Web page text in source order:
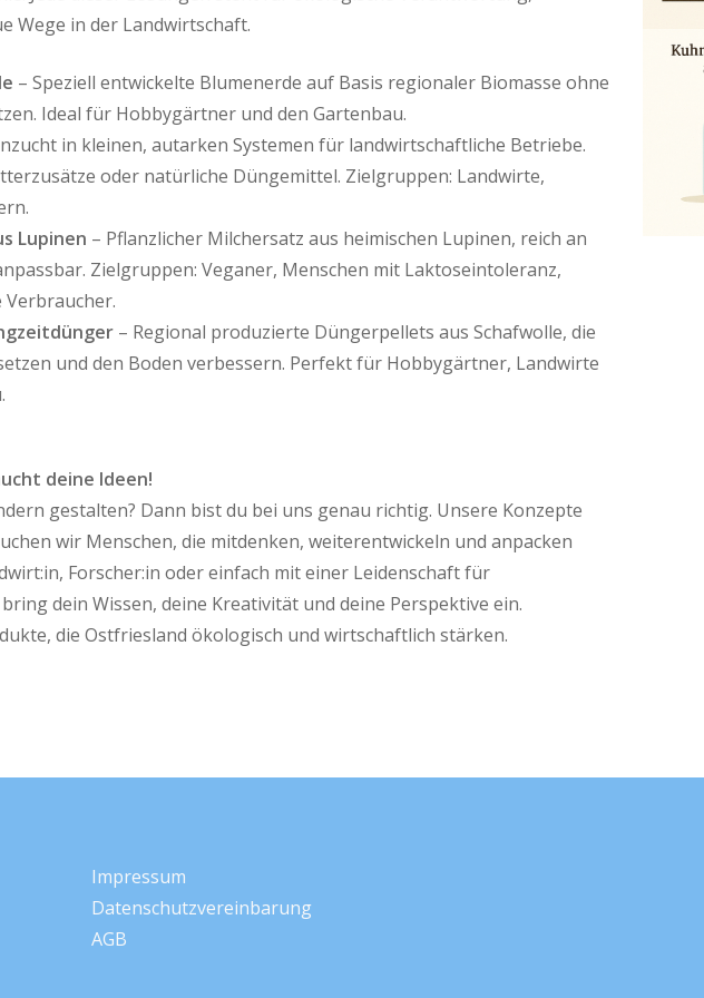
Wege in der Landwirtschaft.
– Speziell entwickelte Blumenerde auf Basis regionaler Biomasse ohne
Ideal für Hobbygärtner und den Gartenbau.
in kleinen, autarken Systemen für landwirtschaftliche Betriebe.
oder natürliche Düngemittel. Zielgruppen: Landwirte,
Lupinen – Pflanzlicher Milchersatz aus heimischen Lupinen, reich an
Zielgruppen: Veganer, Menschen mit Laktoseintoleranz,
– Regional produzierte Düngerpellets aus Schafwolle, die
und den Boden verbessern. Perfekt für Hobbygärtner, Landwirte
deine Ideen!
gestalten? Dann bist du bei uns genau richtig. Unsere Konzepte
wir Menschen, die mitdenken, weiterentwickeln und anpacken
Forscher:in oder einfach mit einer Leidenschaft für
dein Wissen, deine Kreativität und deine Perspektive ein.
die Ostfriesland ökologisch und wirtschaftlich stärken.
Impressum
Datenschutzvereinbarung
AGB